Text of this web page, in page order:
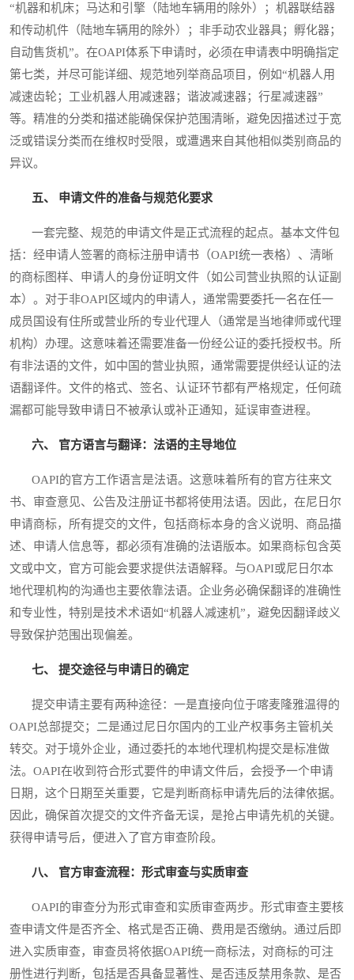
“机器和机床；马达和引擎（陆地车辆用的除外）；机器联结器
和传动机件（陆地车辆用的除外）；非手动农业器具；孵化器；
自动售货机”。在OAPI体系下申请时，必须在申请表中明确指定
第七类，并尽可能详细、规范地列举商品项目，例如“机器人用
减速齿轮；工业机器人用减速器；谐波减速器；行星减速器”
等。精准的分类和描述能确保保护范围清晰，避免因描述过于宽
泛或错误分类而在维权时受限，或遭遇来自其他相似类别商品的
异议。
五、 申请文件的准备与规范化要求
一套完整、规范的申请文件是正式流程的起点。基本文件包
括：经申请人签署的商标注册申请书（OAPI统一表格）、清晰
的商标图样、申请人的身份证明文件（如公司营业执照的认证副
本）。对于非OAPI区域内的申请人，通常需要委托一名在任一
成员国设有住所或营业所的专业代理人（通常是当地律师或代理
机构）办理。这意味着还需要准备一份经公证的委托授权书。所
有非法语的文件，如中国的营业执照，通常需要提供经认证的法
语翻译件。文件的格式、签名、认证环节都有严格规定，任何疏
漏都可能导致申请日不被承认或补正通知，延误审查进程。
六、 官方语言与翻译：法语的主导地位
OAPI的官方工作语言是法语。这意味着所有的官方往来文
书、审查意见、公告及注册证书都将使用法语。因此，在尼日尔
申请商标，所有提交的文件，包括商标本身的含义说明、商品描
述、申请人信息等，都必须有准确的法语版本。如果商标包含英
文或中文，官方可能会要求提供法语解释。与OAPI或尼日尔本
地代理机构的沟通也主要依靠法语。企业务必确保翻译的准确性
和专业性，特别是技术术语如“机器人减速机”，避免因翻译歧义
导致保护范围出现偏差。
七、 提交途径与申请日的确定
提交申请主要有两种途径：一是直接向位于喀麦隆雅温得的
OAPI总部提交；二是通过尼日尔国内的工业产权事务主管机关
转交。对于境外企业，通过委托的本地代理机构提交是标准做
法。OAPI在收到符合形式要件的申请文件后，会授予一个申请
日期，这个日期至关重要，它是判断商标申请先后的法律依据。
因此，确保首次提交的文件齐备无误，是抢占申请先机的关键。
获得申请号后，便进入了官方审查阶段。
八、 官方审查流程：形式审查与实质审查
OAPI的审查分为形式审查和实质审查两步。形式审查主要核
查申请文件是否齐全、格式是否正确、费用是否缴纳。通过后即
进入实质审查，审查员将依据OAPI统一商标法，对商标的可注
册性进行判断，包括是否具备显著性、是否违反禁用条款、是否